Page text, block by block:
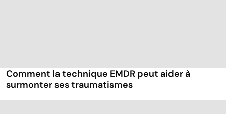
Comment la technique EMDR peut aider à
surmonter ses traumatismes